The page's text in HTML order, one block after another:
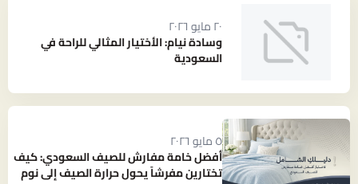
٢٠ مايو ٢٠٢٦
وسادة نيام: الأختيار المثالي للراحة في
السعودية
٥ مايو ٢٠٢٦
أفضل خامة مفارش للصيف السعودي: كيف
تختارين مفرشاً يحول حرارة الصيف إلى نوم